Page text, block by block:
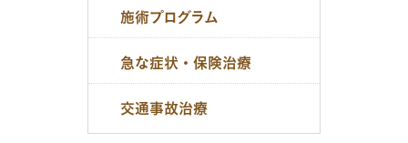
施術プログラム
急な症状・保険治療
交通事故治療